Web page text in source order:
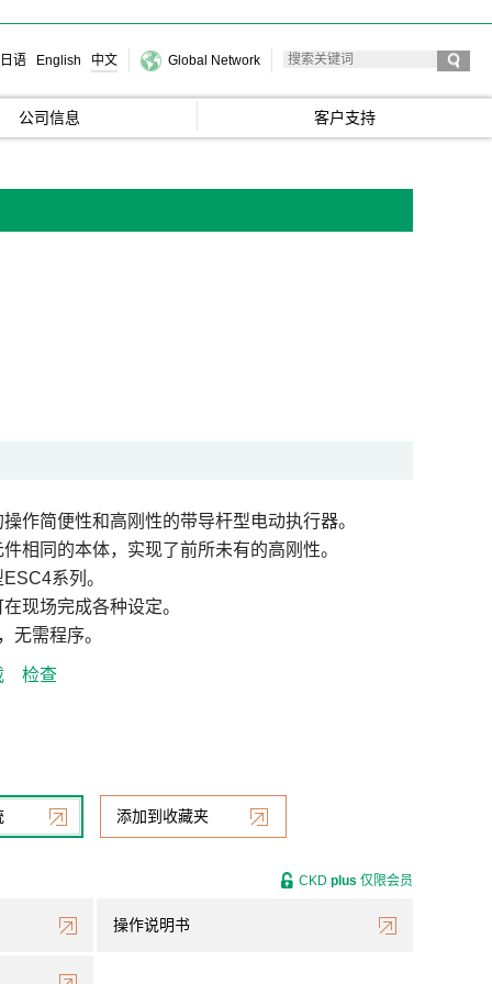
日语 English 中文 Global Network
公司信息 客户支持
作简便性和高刚性的带导杆型电动执行器。
相同的本体，实现了前所未有的高刚性。
系列。
现场完成各种设定。
无需程序。
检查
添加到收藏夹
操作说明书
CKD plus 仅限会员